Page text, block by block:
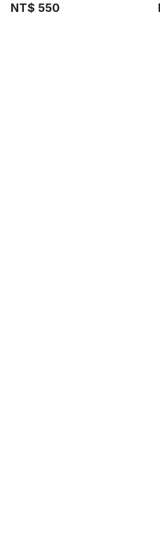
NT$ 550